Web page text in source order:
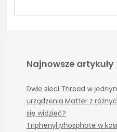
Najnowsze artykuły
Dwie sieci Thread w
urządzenia Matter z
się widzieć?
Triphenyl phosphate w